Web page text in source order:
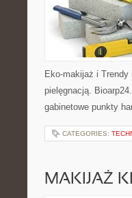
Eko-makijaż i
pielęgnacją.
gabinetowe punkty
CATEGORIES:
MAKIJAŻ